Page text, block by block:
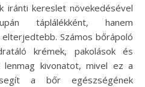
iránti kereslet növekedésével
táplálékként, hanem
Számos bőrápoló
krémek, pakolások és
lenmag kivonatot, mivel ez a
a bőr egészségének